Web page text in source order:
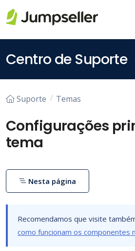
Centro de Suporte
Suporte Temas
Configurações
tema
Recomendamos que visite
como funcionam os componentes
Nesta página